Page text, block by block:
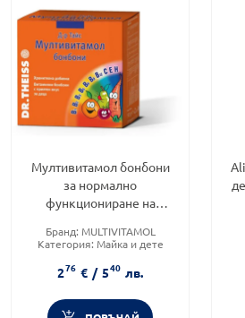
Мултивитамол бонбони
за нормално
функциониране на
Бранд: MULTIVITAMOL
Категория: Майка и дете
276 € / 540 лв.